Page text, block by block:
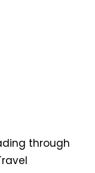
through